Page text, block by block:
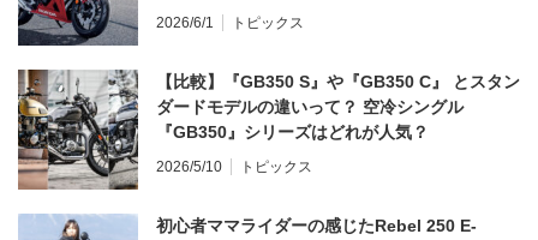
2026/6/1 トピックス
【比較】『GB350 S』や『GB350 C』 とスタン
ダードモデルの違いって？ 空冷シングル
『GB350』シリーズはどれが人気？
2026/5/10 トピックス
初心者ママライダーの感じたRebel 250 E-